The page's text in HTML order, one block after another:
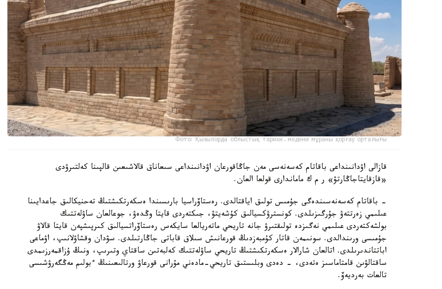
Фото: Қызылорда облыстық тарихи-мәдени мұраны қорғау орталығы
قازالى اۋدانىنداعى باقاتام كەسەنەسى مەن جاڭاقورعان اۋدانىنداعى سىعاناق قالاشىعىن قالپىنا كەلتىرۋدى
«قازقايتاجاڭارتۋ» ر م ك ماماندارى قولعا العان.
- باقاتام كەسەنەسىندەگى جۇمىس تولىق اياقتالدى. رەستاۆراسيا بارىسىندا ەسكەرتكىشتىڭ تەحنيكالىق جاعدايىنا
عىلىمي زەرتتەۋ جۇرگىزىلدى. كونسترۋكسيالىق كۇشەيتۋ، جىكتەردى قايتا وڭدەۋ، جوعالعان ساۋلەتتىك
بولشەكتەردى عىلىمي نەگىزدە تولىقتىرۋ جانە تاريحي ماتەريالعا سايكەس رەستاۆراتسيالىق كىرپىشپەن قايتا قالاۋ
جۇمىسى ورىندالدى. سونىمەن قاتار كۇمبەزدىڭ قورعانىش سىلاق قاباتى جاڭارتىلدى. سۋدان وقشاۋلانىپ، اۋماعى
اباتتاندىرىلدى. اتالعان شارالار ەسكەرتكىشتىڭ تاريحي ساۋلەتتىك كەلبەتىن ساقتاي وتىرىپ، ونىڭ ۇزاقمەرزىمدى
ساقتالۋىن قامتاماسىز ەتەدى، - دەدى وبلىستىق تاريحي-مادەني مۇرانى قورعاۋ ورتالىعىنىڭ ءبولىم مەڭگەرۋشىسى
تالعات بەرديەۆ.